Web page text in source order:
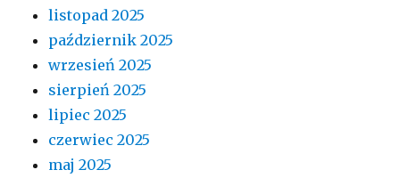
listopad 2025
październik 2025
wrzesień 2025
sierpień 2025
lipiec 2025
czerwiec 2025
maj 2025